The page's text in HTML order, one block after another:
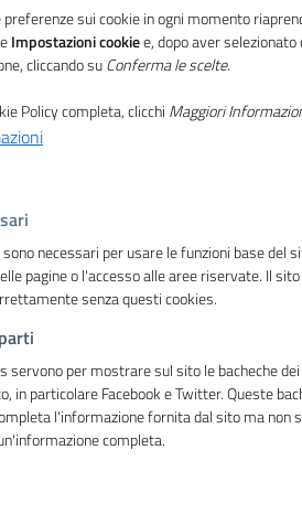
a
2019
29ma edizione di JOB&Orienta, la
dedicata a orientamento, scuola,
alla Fiera di Verona dal 28 al 30
sui cookie in ogni momento
Impostazioni cookiee, dopo aver
cliccando suConferma le scelte.
Policy completa, clicchi Maggiori
necessari per usare le funzioni base del
pagine o l'accesso alle aree riservate. Il
senza questi cookies.
servono per mostrare sul sito le bacheche
in particolare Facebook e Twitter. Queste
l'informazione fornita dal sito ma non
completa.